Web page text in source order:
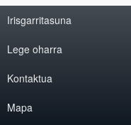
Irisgarritasuna
Lege oharra
Kontaktua
Mapa